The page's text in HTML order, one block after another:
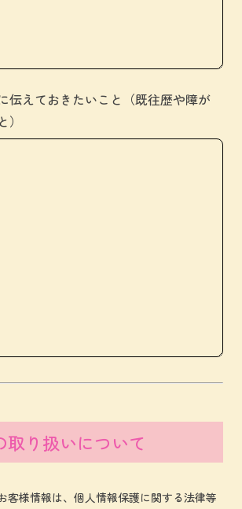
伝えておきたいこと（既往歴や障が
取り扱いについて
客様情報は、個人情報保護に関する法律等